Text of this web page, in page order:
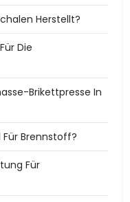
Herstellt?
Die
Brikettpresse In
Brennstoff?
Für